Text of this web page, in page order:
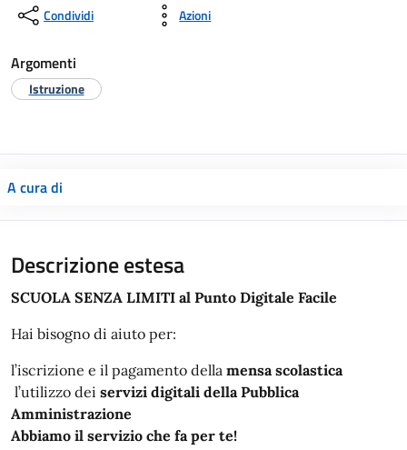
Condividi Azioni
Argomenti
Istruzione
A cura di
Descrizione estesa
SCUOLA SENZA LIMITI al Punto Digitale Facile
Hai bisogno di aiuto per:
l’iscrizione e il pagamento della mensa scolastica
l’utilizzo dei servizi digitali della Pubblica
Amministrazione
Abbiamo il servizio che fa per te!